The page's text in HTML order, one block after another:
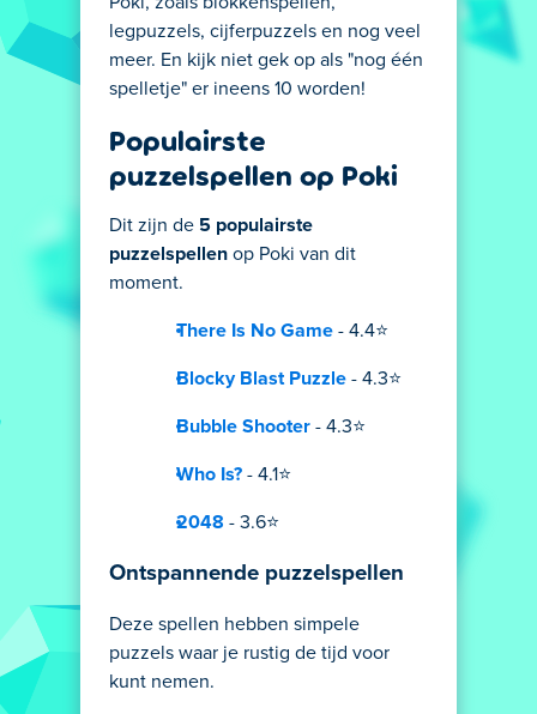
legpuzzels, cijferpuzzels en nog veel
meer. En kijk niet gek op als "nog één
spelletje" er ineens 10 worden!
Populairste
puzzelspellen op Poki
Dit zijn de 5 populairste
puzzelspellen op Poki van dit
moment.
There Is No Game - 4.4⭐
Blocky Blast Puzzle - 4.3⭐
Bubble Shooter - 4.3⭐
Who Is? - 4.1⭐
2048 - 3.6⭐
Ontspannende puzzelspellen
Deze spellen hebben simpele
puzzels waar je rustig de tijd voor
kunt nemen.